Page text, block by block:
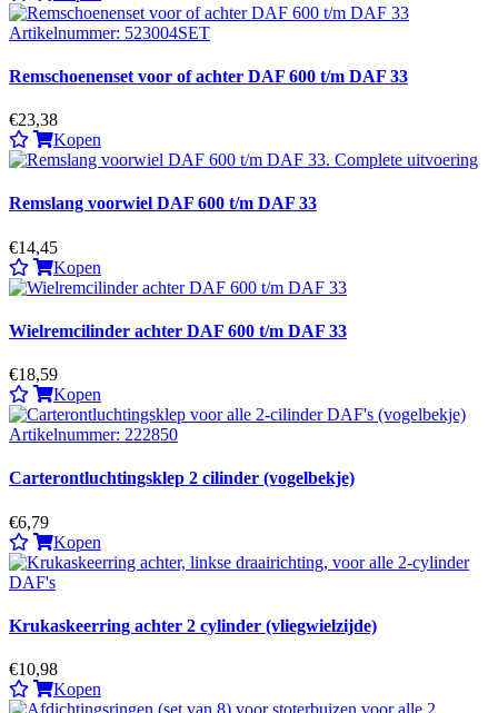
Remschoenenset voor of achter DAF 600 t/m DAF 33
€23,38
Kopen
Remslang voorwiel DAF 600 t/m DAF 33
€14,45
Kopen
Wielremcilinder achter DAF 600 t/m DAF 33
€18,59
Kopen
Carterontluchtingsklep 2 cilinder (vogelbekje)
€6,79
Kopen
Krukaskeerring achter 2 cylinder (vliegwielzijde)
€10,98
Kopen